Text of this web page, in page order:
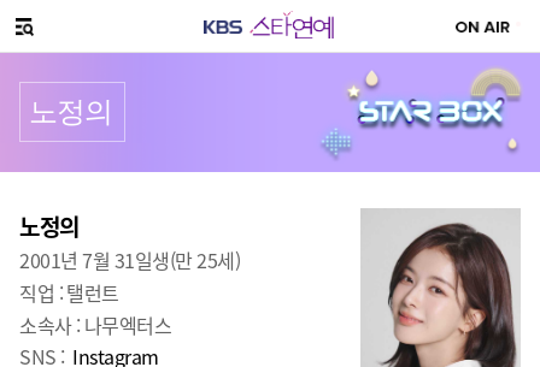
메뉴 열기
노정의
프로필
노정의
2001년 7월 31일생(만 25세)
직업 :탤런트
소속사 : 나무엑터스
SNS : Instagram